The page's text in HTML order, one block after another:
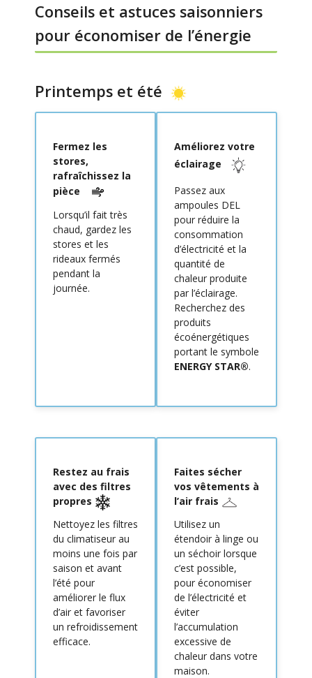
Conseils et astuces saisonniers
pour économiser de l’énergie
Printemps et été
Fermez les
stores,
rafraîchissez la
pièce
Lorsqu’il fait très
chaud, gardez les
stores et les
rideaux fermés
pendant la
journée.
Améliorez votre
éclairage
Passez aux
ampoules DEL
pour réduire la
consommation
d’électricité et la
quantité de
chaleur produite
par l’éclairage.
Recherchez des
produits
écoénergétiques
portant le symbole
ENERGY STAR®.
Restez au frais
avec des filtres
propres
Nettoyez les filtres
du climatiseur au
moins une fois par
saison et avant
l’été pour
améliorer le flux
d’air et favoriser
un refroidissement
efficace.
Faites sécher
vos vêtements à
l’air frais
Utilisez un
étendoir à linge ou
un séchoir lorsque
c’est possible,
pour économiser
de l’électricité et
éviter
l’accumulation
excessive de
chaleur dans votre
maison.